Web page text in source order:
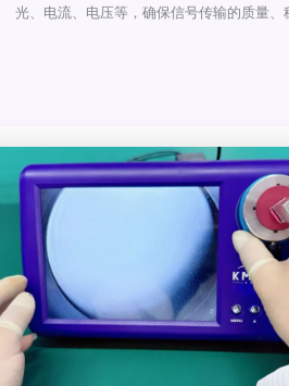
光、电流、电压等，确保信号传输的质量、